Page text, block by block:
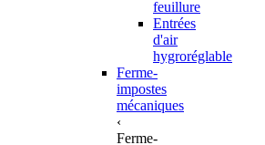
feuillure
Entrées
d'air
hygroréglable
Ferme-
impostes
mécaniques
‹
Ferme-